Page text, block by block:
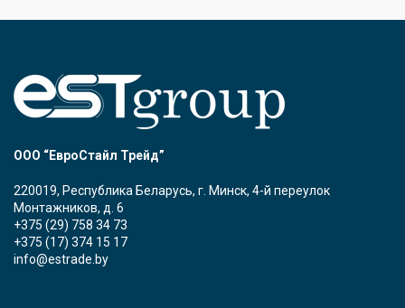
ООО “ЕвроСтайл Трейд”
220019, Республика Беларусь, г. Минск, 4-й переулок
Монтажников, д. 6
+375 (29) 758 34 73
+375 (17) 374 15 17
info@estrade.by